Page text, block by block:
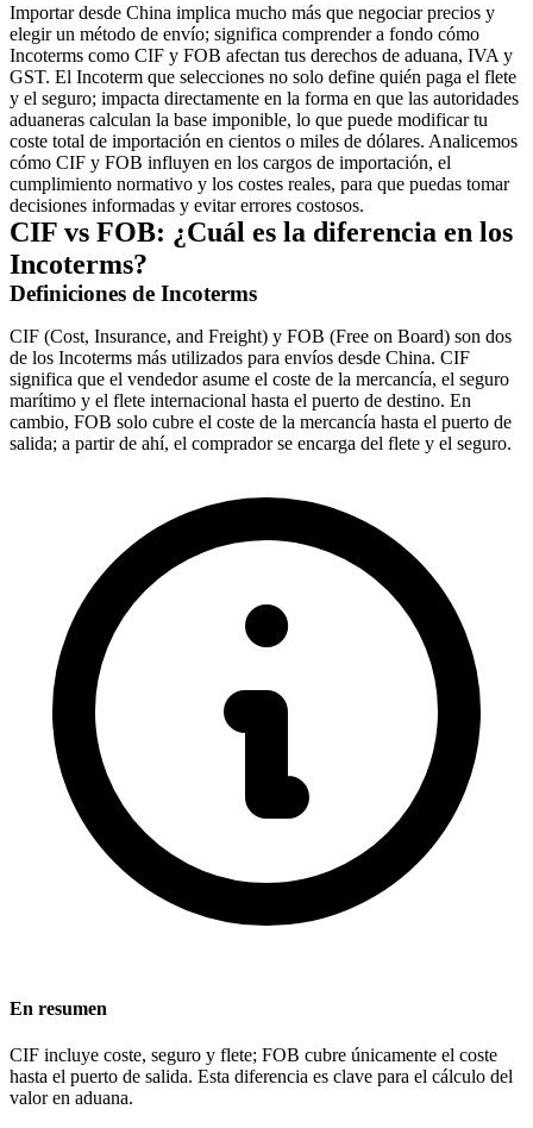
Importar desde China implica mucho más que negociar precios y
elegir un método de envío; significa comprender a fondo cómo
Incoterms como CIF y FOB afectan tus derechos de aduana, IVA y
GST. El Incoterm que selecciones no solo define quién paga el flete
y el seguro; impacta directamente en la forma en que las autoridades
aduaneras calculan la base imponible, lo que puede modificar tu
coste total de importación en cientos o miles de dólares. Analicemos
cómo CIF y FOB influyen en los cargos de importación, el
cumplimiento normativo y los costes reales, para que puedas tomar
decisiones informadas y evitar errores costosos.
CIF vs FOB: ¿Cuál es la diferencia en los
Incoterms?
Definiciones de Incoterms
CIF (Cost, Insurance, and Freight) y FOB (Free on Board) son dos
de los Incoterms más utilizados para envíos desde China. CIF
significa que el vendedor asume el coste de la mercancía, el seguro
marítimo y el flete internacional hasta el puerto de destino. En
cambio, FOB solo cubre el coste de la mercancía hasta el puerto de
salida; a partir de ahí, el comprador se encarga del flete y el seguro.
En resumen
CIF incluye coste, seguro y flete; FOB cubre únicamente el coste
hasta el puerto de salida. Esta diferencia es clave para el cálculo del
valor en aduana.